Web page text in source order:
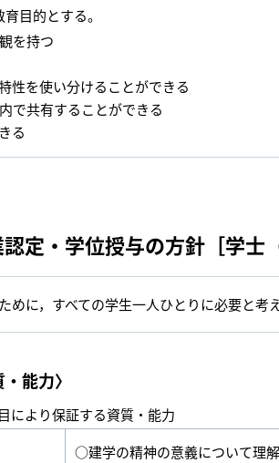
目的とする。
を持つ
性を使い分けることができる
で共有することができる
る
定・学位授与の方針［学士
に，すべての学生一人ひとりに必要と考
能力〉
より保証する資質・能力
○建学の精神の意義について理解